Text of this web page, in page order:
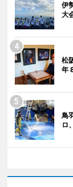
伊
大
松
年
鳥
ロ